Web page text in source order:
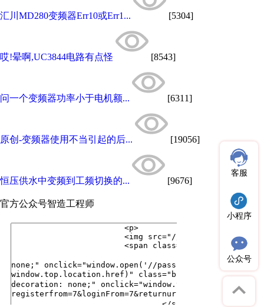
汇川MD280变频器Err10或Err1... [5304]
哎!晕啊,UC3844电路有点怪 [8543]
问一个变频器功率小于电机额... [6311]
原创-变频器使用不当引起的后... [19056]
恒压供水中变频到工频切换的... [9676]
官方公众号智造工程师
客服
小程序
公众号